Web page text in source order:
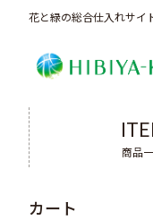
花と緑の総合仕入れサイ
商品
カート